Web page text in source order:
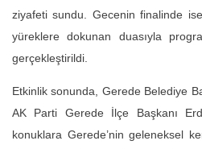
ziyafeti sundu. Gecenin finalinde
yüreklere dokunan duasıyla
gerçekleştirildi.
Etkinlik sonunda, Gerede Belediye
AK Parti Gerede İlçe Başkanı
konuklara Gerede’nin geleneksel